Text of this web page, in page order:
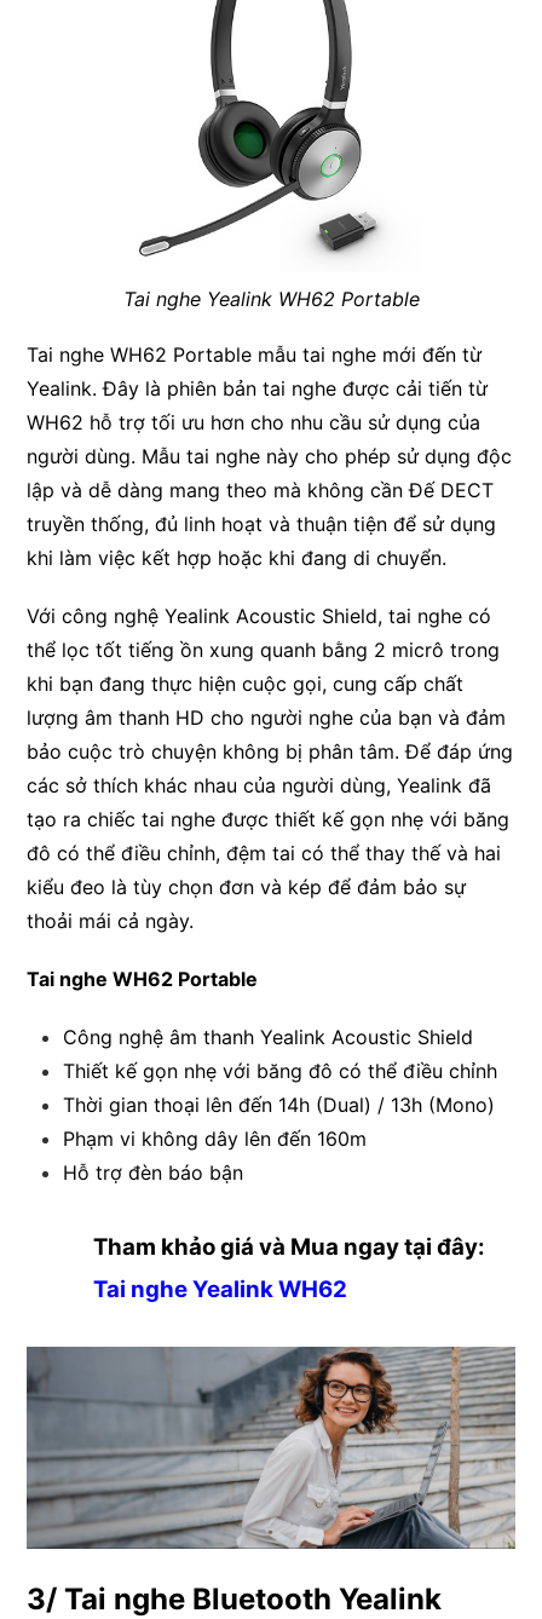
Tai nghe Yealink WH62 Portable
Tai nghe WH62 Portable mẫu tai nghe mới đến từ
Yealink. Đây là phiên bản tai nghe được cải tiến từ
WH62 hỗ trợ tối ưu hơn cho nhu cầu sử dụng của
người dùng. Mẫu tai nghe này cho phép sử dụng độc
lập và dễ dàng mang theo mà không cần Đế DECT
truyền thống, đủ linh hoạt và thuận tiện để sử dụng
khi làm việc kết hợp hoặc khi đang di chuyển.
Với công nghệ Yealink Acoustic Shield, tai nghe có
thể lọc tốt tiếng ồn xung quanh bằng 2 micrô trong
khi bạn đang thực hiện cuộc gọi, cung cấp chất
lượng âm thanh HD cho người nghe của bạn và đảm
bảo cuộc trò chuyện không bị phân tâm. Để đáp ứng
các sở thích khác nhau của người dùng, Yealink đã
tạo ra chiếc tai nghe được thiết kế gọn nhẹ với băng
đô có thể điều chỉnh, đệm tai có thể thay thế và hai
kiểu đeo là tùy chọn đơn và kép để đảm bảo sự
thoải mái cả ngày.
Tai nghe WH62 Portable
Công nghệ âm thanh Yealink Acoustic Shield
Thiết kế gọn nhẹ với băng đô có thể điều chỉnh
Thời gian thoại lên đến 14h (Dual) / 13h (Mono)
Phạm vi không dây lên đến 160m
Hỗ trợ đèn báo bận
Tham khảo giá và Mua ngay tại đây:
Tai nghe Yealink WH62
3/ Tai nghe Bluetooth Yealink